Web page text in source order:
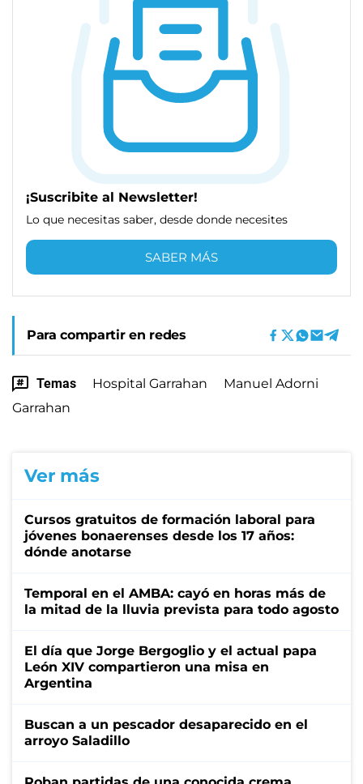
¡Suscribite al Newsletter!
Lo que necesitas saber, desde donde necesites
SABER MÁS
Para compartir en redes
Temas Hospital Garrahan
Manuel Adorni
Garrahan
Ver más
Cursos gratuitos de formación laboral para
jóvenes bonaerenses desde los 17 años:
dónde anotarse
Temporal en el AMBA: cayó en horas más de
la mitad de la lluvia prevista para todo agosto
El día que Jorge Bergoglio y el actual papa
León XIV compartieron una misa en
Argentina
Buscan a un pescador desaparecido en el
arroyo Saladillo